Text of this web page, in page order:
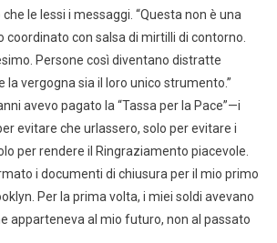
che le lessi i messaggi. “Questa non è una
coordinato con salsa di mirtilli di contorno.
Persone così diventano distratte
la vergogna sia il loro unico strumento.”
avevo pagato la “Tassa per la Pace”—i
evitare che urlassero, solo per evitare i
per rendere il Ringraziamento piacevole.
i documenti di chiusura per il mio primo
Per la prima volta, i miei soldi avevano
apparteneva al mio futuro, non al passato